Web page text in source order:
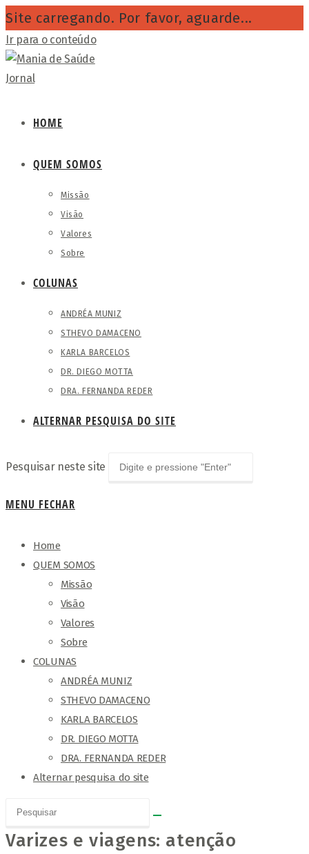
Site carregando. Por favor, aguarde...
Ir para o conteúdo
HOME
QUEM SOMOS
Missão
Visão
Valores
Sobre
COLUNAS
ANDRÉA MUNIZ
STHEVO DAMACENO
KARLA BARCELOS
DR. DIEGO MOTTA
DRA. FERNANDA REDER
ALTERNAR PESQUISA DO SITE
Pesquisar neste site
MENU FECHAR
Home
QUEM SOMOS
Missão
Visão
Valores
Sobre
COLUNAS
ANDRÉA MUNIZ
STHEVO DAMACENO
KARLA BARCELOS
DR. DIEGO MOTTA
DRA. FERNANDA REDER
Alternar pesquisa do site
Varizes e viagens: atenção